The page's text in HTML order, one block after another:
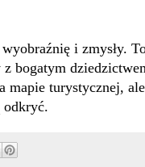
i zmysły.
z bogatym
turystycznej,
odkryć.